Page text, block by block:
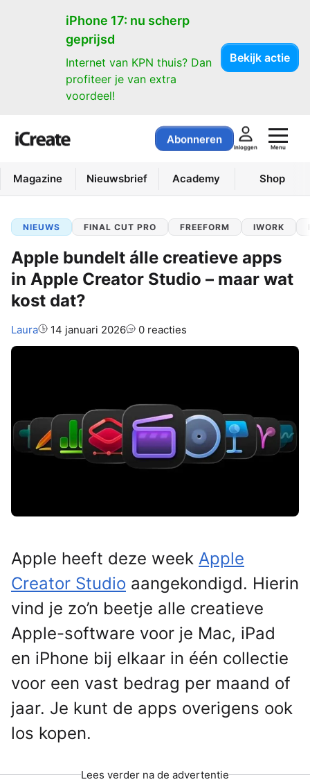
iPhone 17: nu scherp
geprijsd
Internet van KPN thuis? Dan
profiteer je van extra
voordeel!
Bekijk actie
Abonneren
Inloggen Menu
Magazine Nieuwsbrief Academy Shop
NIEUWS FINAL CUT PRO FREEFORM IWORK
Apple bundelt álle creatieve apps
in Apple Creator Studio – maar wat
kost dat?
Auteur:
Laura 14 januari 2026 0 reacties
Apple heeft deze week Apple
Creator Studio aangekondigd. Hierin
vind je zo’n beetje alle creatieve
Apple-software voor je Mac, iPad
en iPhone bij elkaar in één collectie
voor een vast bedrag per maand of
jaar. Je kunt de apps overigens ook
los kopen.
Lees verder na de advertentie